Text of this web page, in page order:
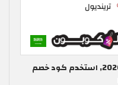
اكواد وكوبونات خصم ترينديول 2026, استخدم كود خصم